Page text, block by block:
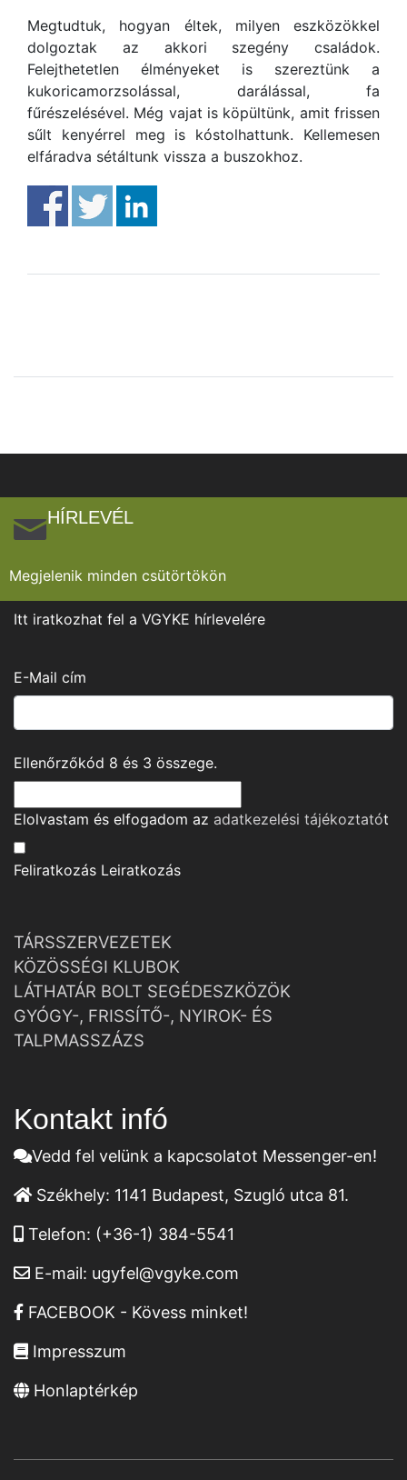
Megtudtuk, hogyan éltek, milyen eszközökkel
dolgoztak az akkori szegény családok.
Felejthetetlen élményeket is szereztünk a
kukoricamorzsolással, darálással, fa
fűrészelésével. Még vajat is köpültünk, amit frissen
sűlt kenyérrel meg is kóstolhattunk. Kellemesen
elfáradva sétáltunk vissza a buszokhoz.
HÍRLEVÉL
Megjelenik minden csütörtökön
Itt iratkozhat fel a VGYKE hírlevelére
E-Mail cím
Ellenőrzőkód 8 és 3 összege.
Elolvastam és elfogadom az adatkezelési tájékoztatót
Feliratkozás Leiratkozás
TÁRSSZERVEZETEK
KÖZÖSSÉGI KLUBOK
LÁTHATÁR BOLT SEGÉDESZKÖZÖK
GYÓGY-, FRISSÍTŐ-, NYIROK- ÉS
TALPMASSZÁZS
Kontakt infó
Vedd fel velünk a kapcsolatot Messenger-en!
Székhely: 1141 Budapest, Szugló utca 81.
Telefon: (+36-1) 384-5541
E-mail: ugyfel@vgyke.com
FACEBOOK - Kövess minket!
Impresszum
Honlaptérkép